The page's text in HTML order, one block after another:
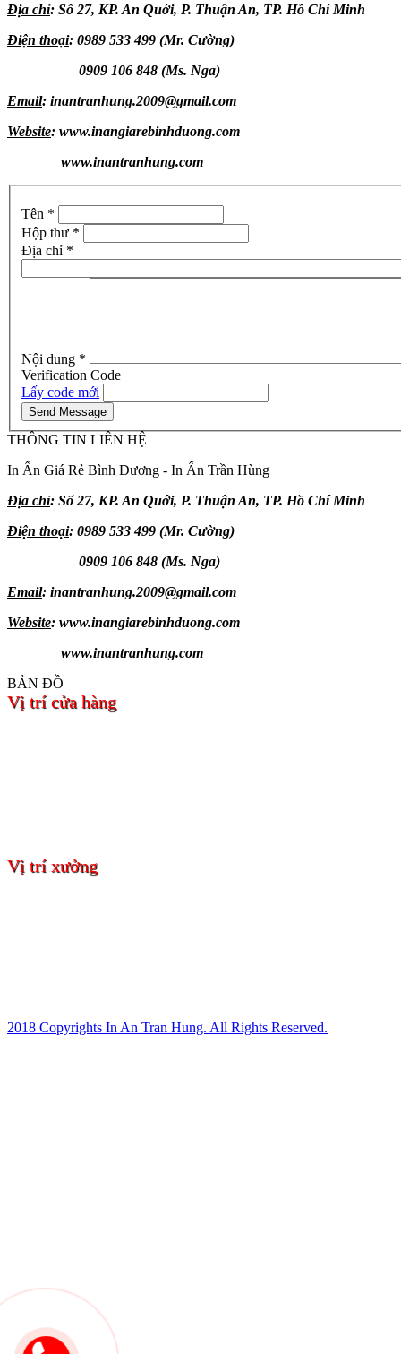
Địa chỉ: Số 27, KP. An Quới, P. Thuận An, TP. Hồ Chí Minh
Điện thoại: 0989 533 499 (Mr. Cường)
0909 106 848 (Ms. Nga)
Email: inantranhung.2009@gmail.com
Website: www.inangiarebinhduong.com
www.inantranhung.com
Tên *
Hộp thư *
Địa chỉ *
Nội dung *
Verification Code
Lấy code mới
THÔNG TIN LIÊN HỆ
In Ấn Giá Rẻ Bình Dương - In Ấn Trần Hùng
Địa chỉ: Số 27, KP. An Quới, P. Thuận An, TP. Hồ Chí Minh
Điện thoại: 0989 533 499 (Mr. Cường)
0909 106 848 (Ms. Nga)
Email: inantranhung.2009@gmail.com
Website: www.inangiarebinhduong.com
www.inantranhung.com
BẢN ĐỒ
Vị trí cửa hàng
Vị trí xưởng
2018 Copyrights In An Tran Hung. All Rights Reserved.